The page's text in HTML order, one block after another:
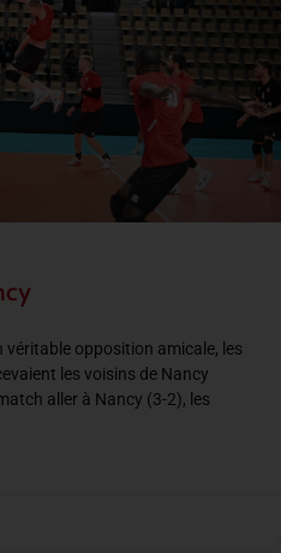
véritable opposition amicale, les
les voisins de Nancy
aller à Nancy (3-2), les